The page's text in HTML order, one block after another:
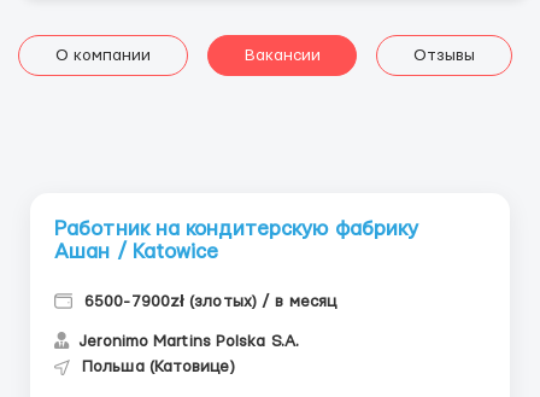
О компании Вакансии Отзывы
Работник на кондитерскую фабрику
Ашан / Katowice
6500-7900zł (злотых) / в месяц
Jeronimo Martins Polska S.A.
Польша (Катовице)